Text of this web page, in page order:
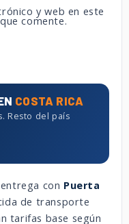
y web en este
comente.
COSTA RICA
Resto del país
con Puerta
de transporte
tarifas base según